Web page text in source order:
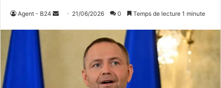
Agent - B24 21/06/2026 0 Temps de lecture 1 minute